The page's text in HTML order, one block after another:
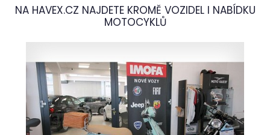
NA HAVEX.CZ NAJDETE KROMĚ VOZIDEL I NABÍDKU
MOTOCYKLŮ